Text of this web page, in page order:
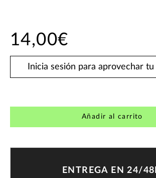
14,00€
Inicia sesión para aprovechar tu
Añadir al carrito
ENTREGA EN 24/